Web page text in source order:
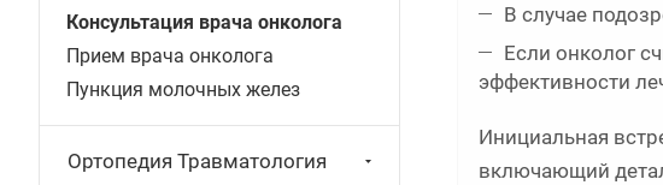
В случае
Если онколог
эффективности
Инициальная
включающий
Консультация врача онколога
Прием врача онколога
Пункция молочных желез
Ортопедия Травматология